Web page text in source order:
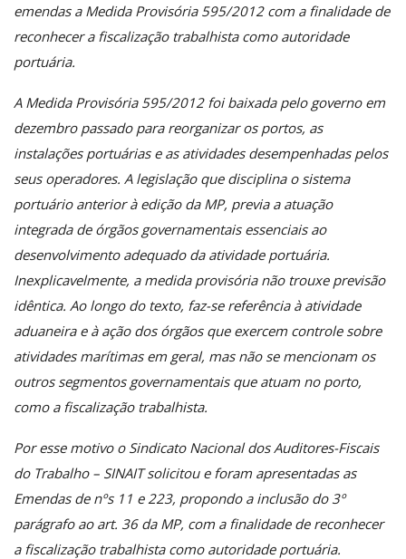
emendas a Medida Provisória 595/2012 com a finalidade de
reconhecer a fiscalização trabalhista como autoridade
portuária.
A Medida Provisória 595/2012 foi baixada pelo governo em
dezembro passado para reorganizar os portos, as
instalações portuárias e as atividades desempenhadas pelos
seus operadores. A legislação que disciplina o sistema
portuário anterior à edição da MP, previa a atuação
integrada de órgãos governamentais essenciais ao
desenvolvimento adequado da atividade portuária.
Inexplicavelmente, a medida provisória não trouxe previsão
idêntica. Ao longo do texto, faz-se referência à atividade
aduaneira e à ação dos órgãos que exercem controle sobre
atividades marítimas em geral, mas não se mencionam os
outros segmentos governamentais que atuam no porto,
como a fiscalização trabalhista.
Por esse motivo o Sindicato Nacional dos Auditores-Fiscais
do Trabalho – SINAIT solicitou e foram apresentadas as
Emendas de nºs 11 e 223, propondo a inclusão do 3º
parágrafo ao art. 36 da MP, com a finalidade de reconhecer
a fiscalização trabalhista como autoridade portuária.